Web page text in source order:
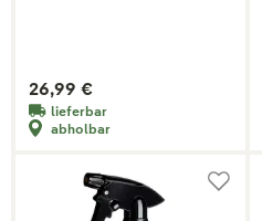
26,99 €
lieferbar
abholbar